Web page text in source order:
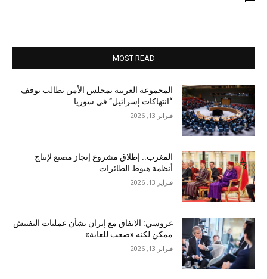
MOST READ
المجموعة العربية بمجلس الأمن تطالب بوقف
“انتهاكات إسرائيل” في سوريا
فبراير 13, 2026
المغرب.. إطلاق مشروع إنجاز مصنع لإنتاج
أنظمة هبوط الطائرات
فبراير 13, 2026
غروسي: الاتفاق مع إيران بشأن عمليات التفتيش
ممكن لكنه «صعب للغاية»
فبراير 13, 2026